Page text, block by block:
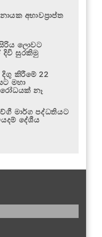
අභාවප්‍රාප්ත
ලොවට
දිවි සුරකිමු
කිරීමේ 22
මහා
නෑ
මාර්ග පද්ධතියට
දේශීය